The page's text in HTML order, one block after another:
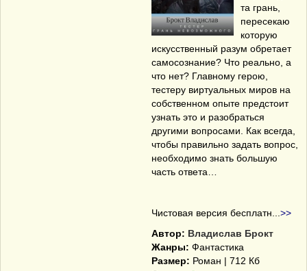
та грань,
пересекаю
которую
искусственный разум обретает
самосознание? Что реально, а
что нет? Главному герою,
тестеру виртуальных миров на
собственном опыте предстоит
узнать это и разобраться
другими вопросами. Как всегда,
чтобы правильно задать вопрос,
необходимо знать большую
часть ответа…
Чистовая версия бесплатн
>>
Автор: Владислав Брокт
Жанры: Фантастика
Размер: Роман | 712 Кб